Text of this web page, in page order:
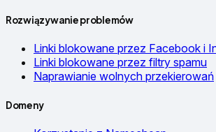
Rozwiązywanie problemów
Linki blokowane przez Facebook i
Linki blokowane przez filtry spamu
Naprawianie wolnych przekierowań
Domeny